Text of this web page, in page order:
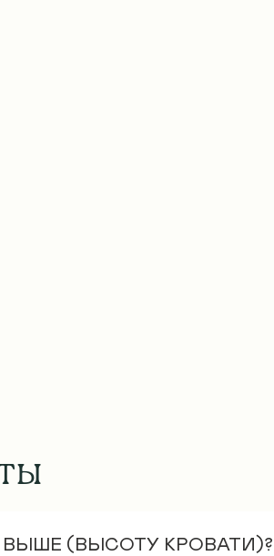
(ВЫСОТУ КРОВАТИ)?